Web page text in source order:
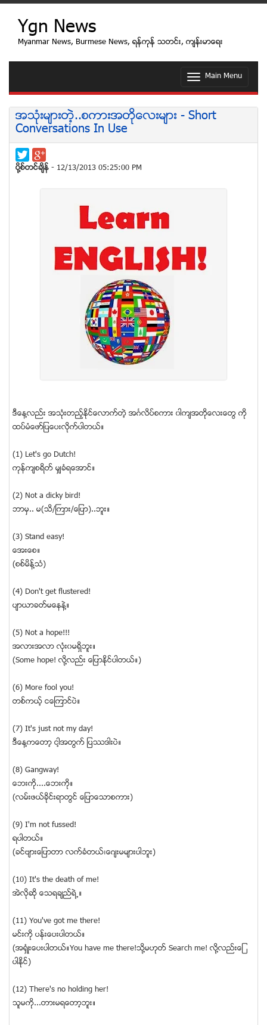
Ygn News
Myanmar News, Burmese News, ရန္ကုန္ သတင္း, က်န္းမာေရး
T
g
l
n
Main Menu
အသံုးမ်ားတဲ့..စကားအတိုေလးမ်ား - Short
Conversations In Use
ပုိ႔စ္တင္ခ်ိန္ - 12/13/2013 05:25:00 PM
ဒီေန႔လည္း အသံုးတည့္ႏိုင္ေလာက္တဲ့ အဂၤလိပ္စကား ၀ါက်အတိုေလးေတြ ကို
ထပ္မံေဖာ္ျပေပးလိုက္ပါတယ္။
(1) Let's go Dutch!
ကုန္က်စရိတ္ မွ်ခံရေအာင္။
(2) Not a dicky bird!
ဘာမွ.. မ(သိ/ႀကား/ေျပာ)..ဘူး။
(3) Stand easy!
ေအးေစ။
(စစ္မိန္႔သံ)
(4) Don't get flustered!
ပ်ာယာခတ္မေနနဲ႔။
(5) Not a hope!!!
အလားအလာ လံုး၀မရွိဘူး။
(Some hope! လို႔လည္း ေျပာႏိုင္ပါတယ္။)
(6) More fool you!
တစ္ကယ့္ ငေၾကာင္ပဲ။
(7) It's just not my day!
ဒီေန႔ကေတာ့ ငါ့အတြက္ ျပႆဒါးပဲ။
(8) Gangway!
ေဘးကို....ေဘးကို။
(လမ္းဖယ္ခိုင္းရာတြင္ ေျပာေသာစကား)
(9) I'm not fussed!
ရပါတယ္။
(ခင္ဗ်ားေျပာတာ လက္ခံတယ္၊ေဂ်းမမ်ားပါဘူး)
(10) It's the death of me!
အဲလိုဆို ေသရခ်ည္ရဲ႕။
(11) You've got me there!
မင္းကို ပန္းေပးပါတယ္။
(အရံွဳးေပးပါတယ္။You have me there!သို႔မဟုတ္ Search me! လို႔လည္းေျ
ပာႏိုင္)
(12) There's no holding her!
သူမကို...တားမရေတာ့ဘူး။